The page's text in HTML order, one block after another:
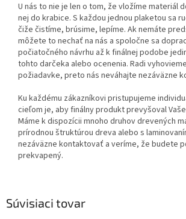
U nás to nie je len o tom, že vložíme materiál
nej do krabice. S každou jednou plaketou sa
čiže čistíme, brúsime, lepíme. Ak nemáte
môžete to nechať na nás a spoločne sa
počiatočného návrhu až k finálnej podobe
tohto darčeka alebo ocenenia. Radi
požiadavke, preto nás neváhajte nezáväzne
Ku každému zákazníkovi pristupujeme
cieľom je, aby finálny produkt prevyšoval
Máme k dispozícii mnoho druhov drevených
prírodnou štruktúrou dreva alebo s
nezáväzne kontaktovať a veríme, že budete
prekvapený.
Súvisiaci tovar